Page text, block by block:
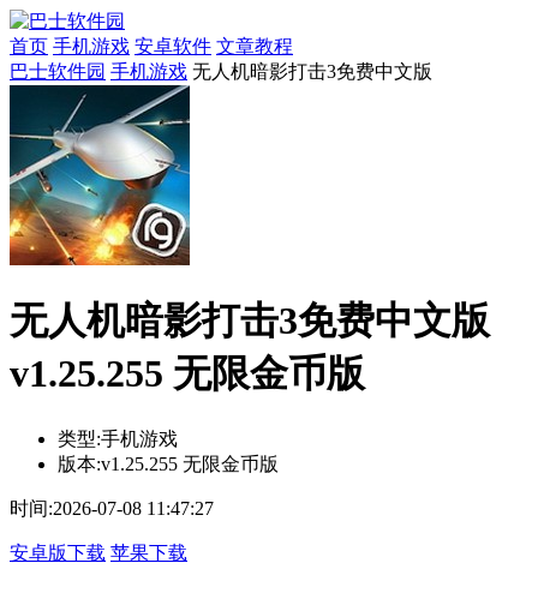
首页 手机游戏 安卓软件 文章教程
巴士软件园 手机游戏 无人机暗影打击3免费中文版
无人机暗影打击3免费中文版
v1.25.255 无限金币版
类型:手机游戏
版本:v1.25.255 无限金币版
时间:2026-07-08 11:47:27
安卓版下载 苹果下载